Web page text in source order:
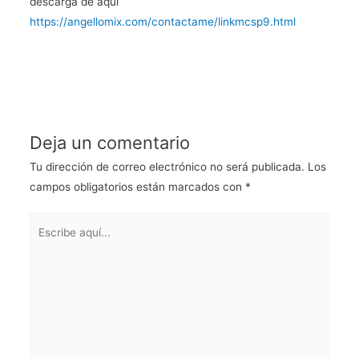
https://angellomix.com/contactame/linkmcsp9.html
Deja un comentario
Tu dirección de correo electrónico no será publicada. Los
campos obligatorios están marcados con *